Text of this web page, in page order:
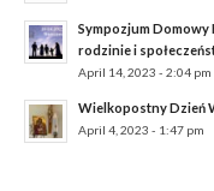
Sympozjum Domowy
rodzinie i
April 14, 2023 - 2:04 pm
Wielkopostny Dzień
April 4, 2023 - 1:47 pm